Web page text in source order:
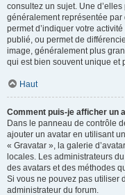
consultez un sujet. Une
généralement représentée
permet d’indiquer votre
publié, ou permet de
image, généralement plus
qui est bien souvent unique et
Haut
Comment puis-je afficher un
Dans le panneau de contrôle
ajouter un avatar en utilisant
« Gravatar », la galerie
locales. Les administrateurs
des avatars et des méthodes
Si vous ne pouvez pas utiliser
administrateur du forum.